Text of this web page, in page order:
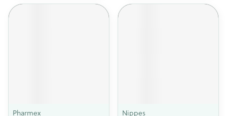
Pharmex
Nippes